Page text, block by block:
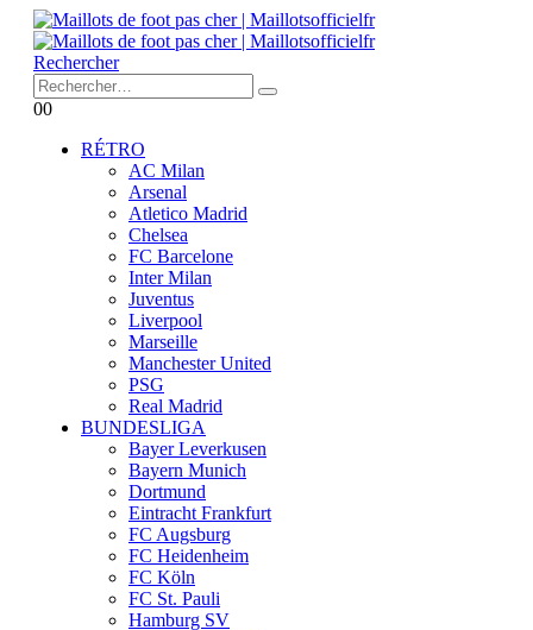
Rechercher
00
RÉTRO
AC Milan
Arsenal
Atletico Madrid
Chelsea
FC Barcelone
Inter Milan
Juventus
Liverpool
Marseille
Manchester United
PSG
Real Madrid
BUNDESLIGA
Bayer Leverkusen
Bayern Munich
Dortmund
Eintracht Frankfurt
FC Augsburg
FC Heidenheim
FC Köln
FC St. Pauli
Hamburg SV